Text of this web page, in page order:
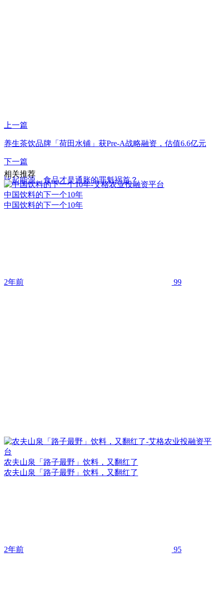
上一篇
养生茶饮品牌「荷田水铺」获Pre-A战略融资，估值6.6亿元
下一篇
比起能源，食品才是通胀的罪魁祸首？
相关推荐
中国饮料的下一个10年
中国饮料的下一个10年
2年前 99
农夫山泉「路子最野」饮料，又翻红了
农夫山泉「路子最野」饮料，又翻红了
2年前 95